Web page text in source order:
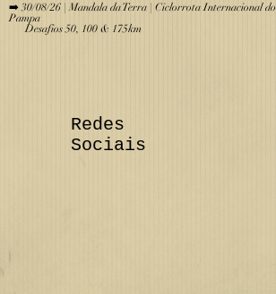
➡️ 30/08/26 | Mandala da Terra | Ciclorrota Internacional do
Pampa
Desafios 50, 100 & 175km
Redes
Sociais